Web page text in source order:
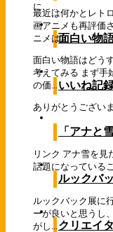
に、...
最近は何かとレト
画アニメも再評価
ニメは...面白い物
面白い物語はどう
考えてみる まず手
の価...いいね記
ありがとうござい
「アナと
リンク アナ雪を見
話題になっている
ルックバ
ルックバック展に
ーが良いと思うし
がし...
クリエイ